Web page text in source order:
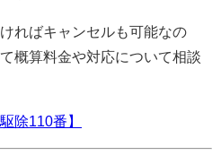
ればキャンセルも可能なの
概算料金や対応について相談
除110番】